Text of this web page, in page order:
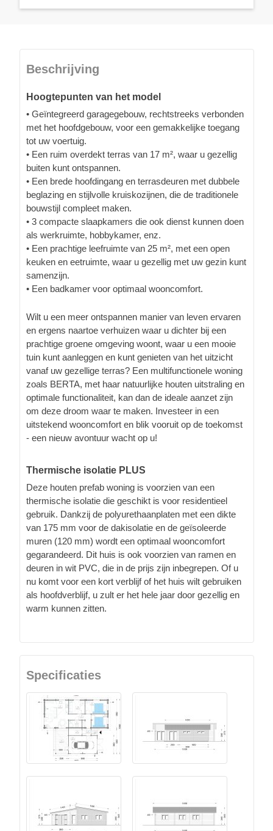
Beschrijving
Hoogtepunten van het model
• Geïntegreerd garagegebouw, rechtstreeks verbonden
met het hoofdgebouw, voor een gemakkelijke toegang
tot uw voertuig.
• Een ruim overdekt terras van 17 m², waar u gezellig
buiten kunt ontspannen.
• Een brede hoofdingang en terrasdeuren met dubbele
beglazing en stijlvolle kruiskozijnen, die de traditionele
bouwstijl compleet maken.
• 3 compacte slaapkamers die ook dienst kunnen doen
als werkruimte, hobbykamer, enz.
• Een prachtige leefruimte van 25 m², met een open
keuken en eetruimte, waar u gezellig met uw gezin kunt
samenzijn.
• Een badkamer voor optimaal wooncomfort.
Wilt u een meer ontspannen manier van leven ervaren
en ergens naartoe verhuizen waar u dichter bij een
prachtige groene omgeving woont, waar u een mooie
tuin kunt aanleggen en kunt genieten van het uitzicht
vanaf uw gezellige terras? Een multifunctionele woning
zoals BERTA, met haar natuurlijke houten uitstraling en
optimale functionaliteit, kan dan de ideale aanzet zijn
om deze droom waar te maken. Investeer in een
uitstekend wooncomfort en blik vooruit op de toekomst
- een nieuw avontuur wacht op u!
Thermische isolatie PLUS
Deze houten prefab woning is voorzien van een
thermische isolatie die geschikt is voor residentieel
gebruik. Dankzij de polyurethaanplaten met een dikte
van 175 mm voor de dakisolatie en de geïsoleerde
muren (120 mm) wordt een optimaal wooncomfort
gegarandeerd. Dit huis is ook voorzien van ramen en
deuren in wit PVC, die in de prijs zijn inbegrepen. Of u
nu komt voor een kort verblijf of het huis wilt gebruiken
als hoofdverblijf, u zult er het hele jaar door gezellig en
warm kunnen zitten.
Specificaties